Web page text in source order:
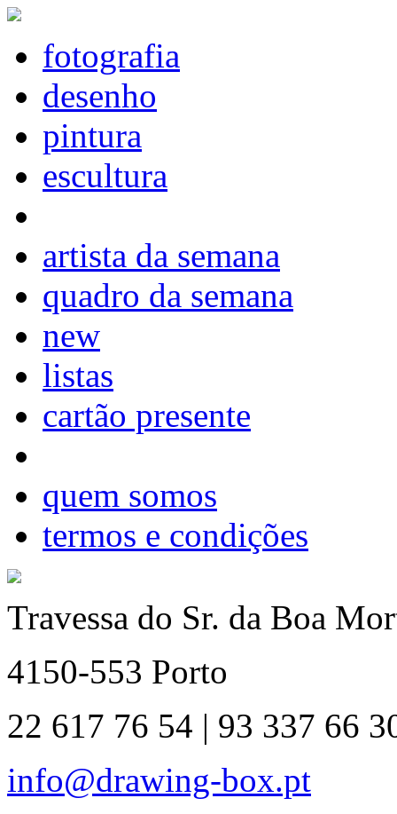
fotografia
desenho
pintura
escultura
artista da semana
quadro da semana
new
listas
cartão presente
quem somos
termos e condições
Travessa do Sr. da Boa
4150-553 Porto
22 617 76 54 | 93 337 66
info@drawing-box.pt